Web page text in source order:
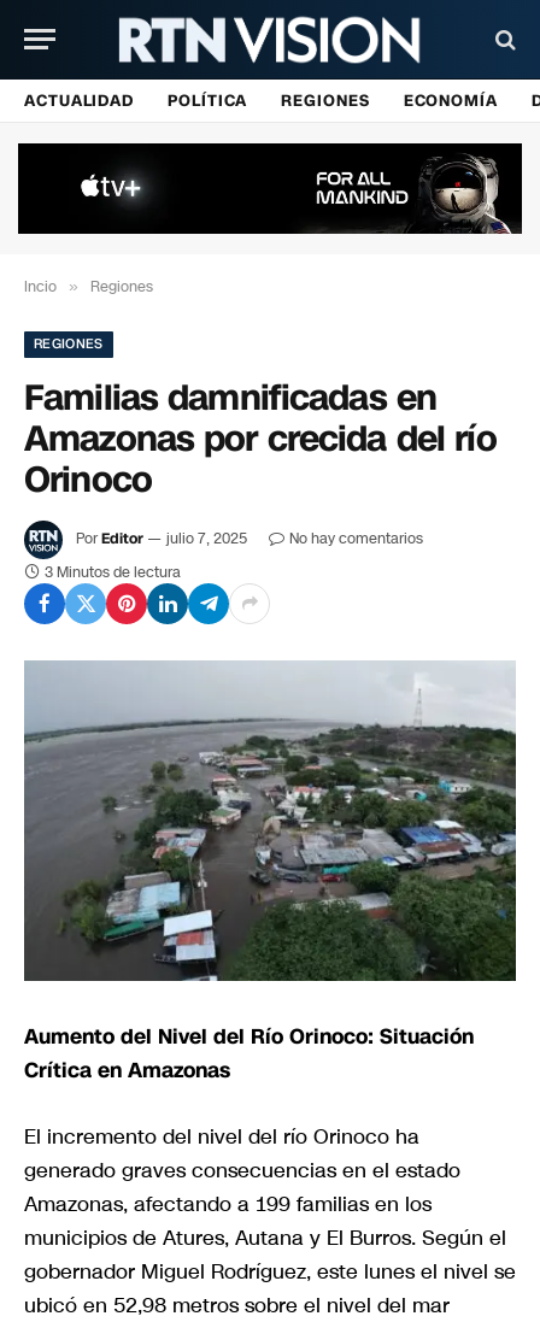
ACTUALIDAD POLÍTICA REGIONES ECONOMÍA
Incio » Regiones
REGIONES
Familias damnificadas en
Amazonas por crecida del río
Orinoco
PorEditor julio 7, 2025
No hay comentarios
3 Minutos de lectura
Aumento del Nivel del Río Orinoco: Situación
Crítica en Amazonas
El incremento del nivel del río Orinoco ha
generado graves consecuencias en el estado
Amazonas, afectando a 199 familias en los
municipios de Atures, Autana y El Burros. Según el
gobernador Miguel Rodríguez, este lunes el nivel se
ubicó en 52,98 metros sobre el nivel del mar